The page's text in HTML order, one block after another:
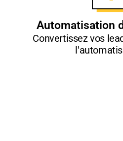
Automatisation
Convertissez vos